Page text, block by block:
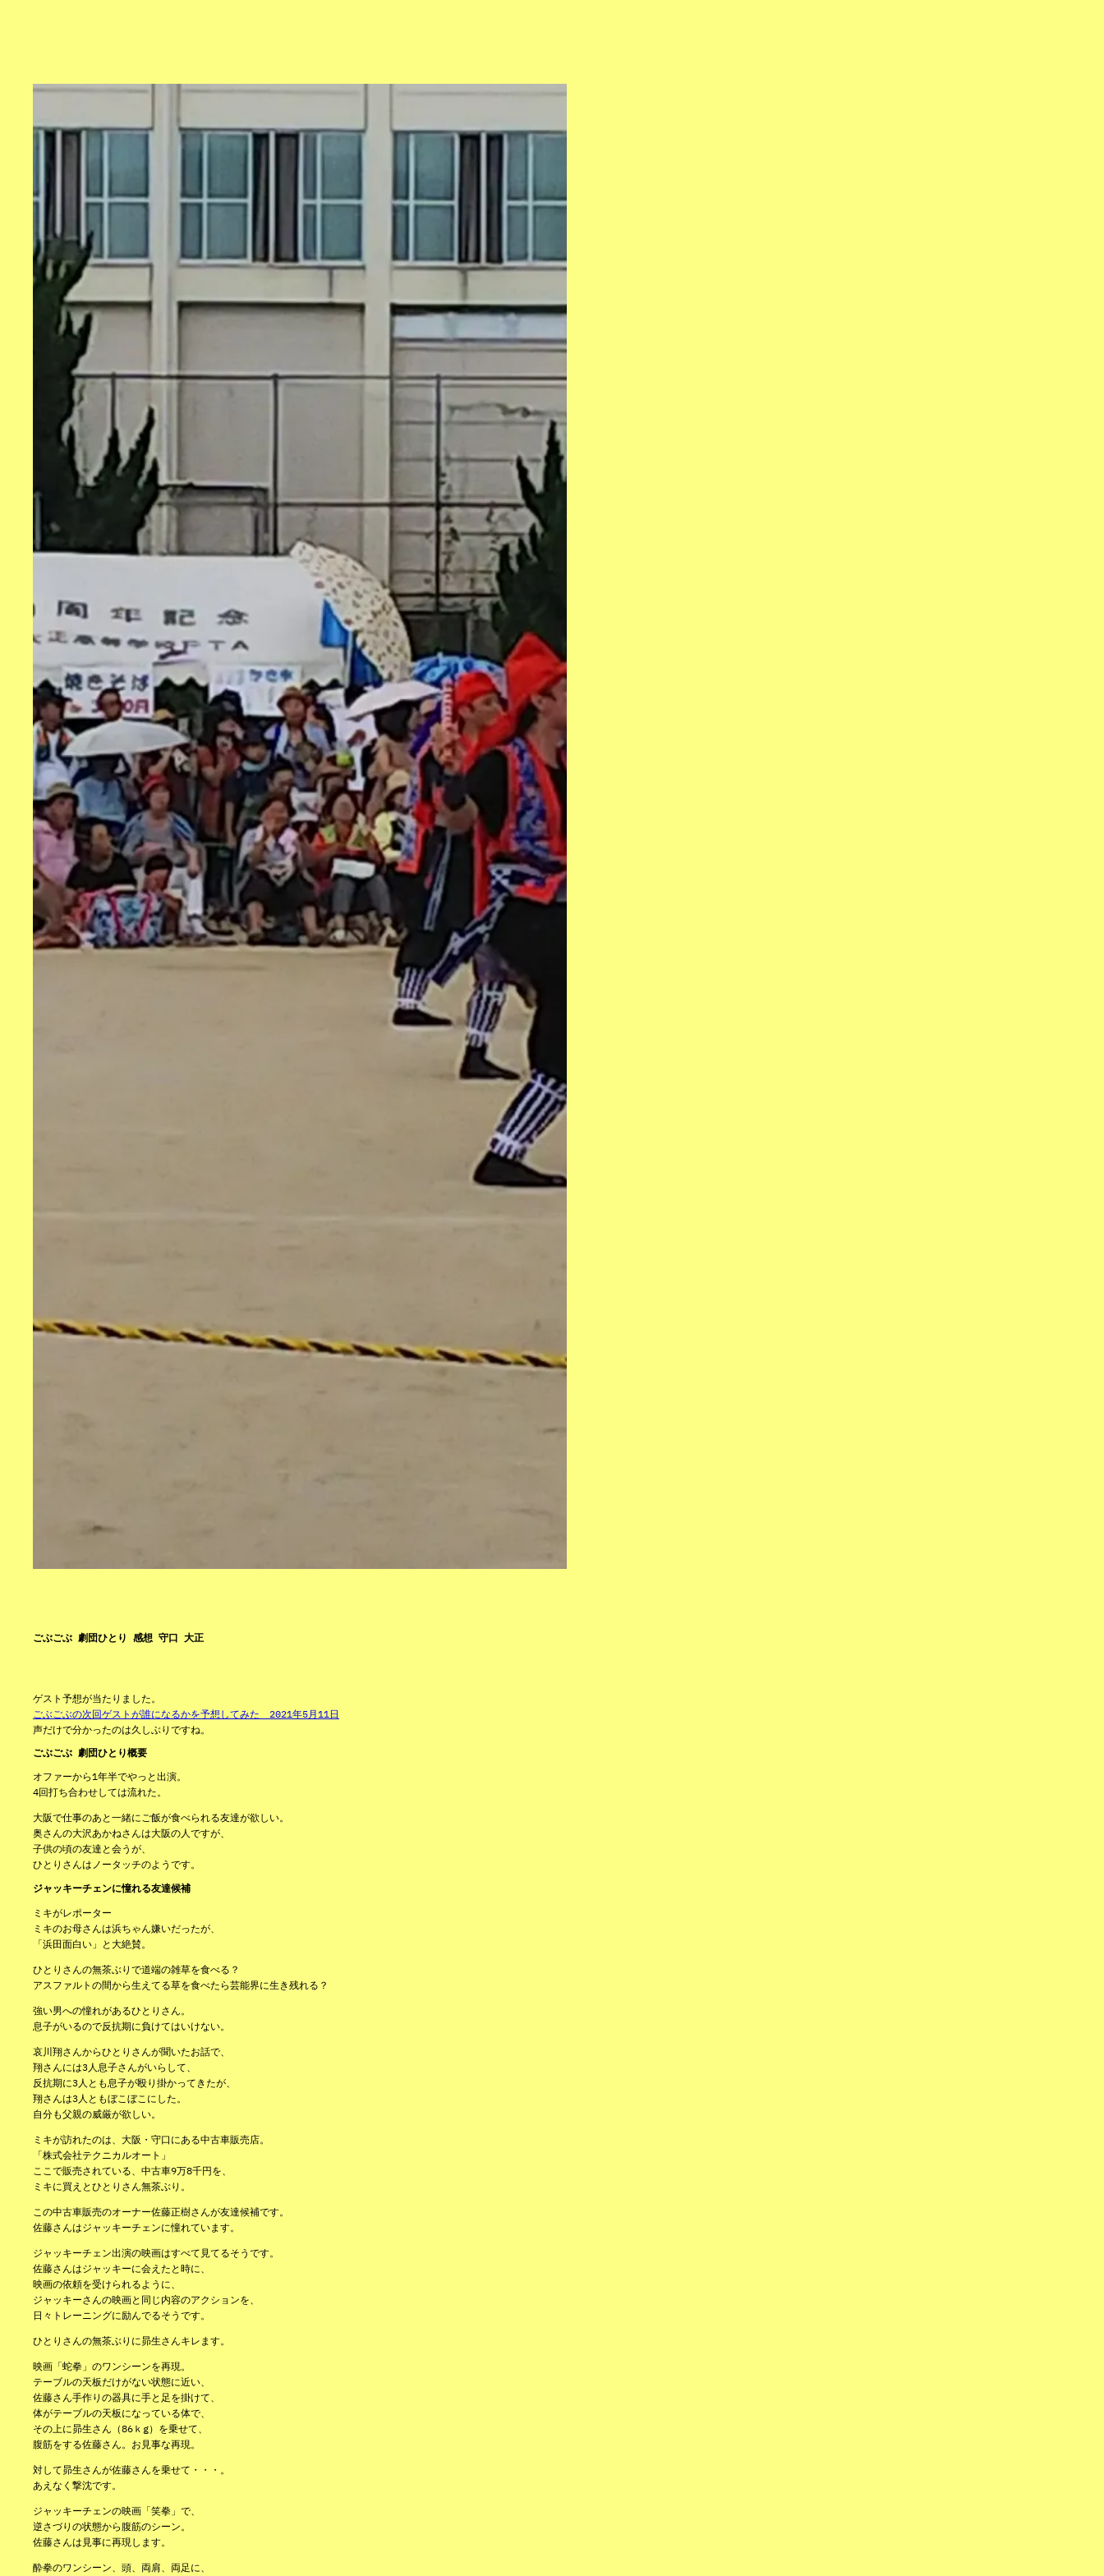
ごぶごぶ 劇団ひとり 感想 守口 大正
ゲスト予想が当たりました。
ごぶごぶの次回ゲストが誰になるかを予想してみた 2021年5月11日
声だけで分かったのは久しぶりですね。
ごぶごぶ 劇団ひとり概要
オファーから1年半でやっと出演。
4回打ち合わせしては流れた。
大阪で仕事のあと一緒にご飯が食べられる友達が欲しい。
奥さんの大沢あかねさんは大阪の人ですが、
子供の頃の友達と会うが、
ひとりさんはノータッチのようです。
ジャッキーチェンに憧れる友達候補
ミキがレポーター
ミキのお母さんは浜ちゃん嫌いだったが、
「浜田面白い」と大絶賛。
ひとりさんの無茶ぶりで道端の雑草を食べる？
アスファルトの間から生えてる草を食べたら芸能界に生き残れる？
強い男への憧れがあるひとりさん。
息子がいるので反抗期に負けてはいけない。
哀川翔さんからひとりさんが聞いたお話で、
翔さんには3人息子さんがいらして、
反抗期に3人とも息子が殴り掛かってきたが、
翔さんは3人ともぼこぼこにした。
自分も父親の威厳が欲しい。
ミキが訪れたのは、大阪・守口にある中古車販売店。
「株式会社テクニカルオート」
ここで販売されている、中古車9万8千円を、
ミキに買えとひとりさん無茶ぶり。
この中古車販売のオーナー佐藤正樹さんが友達候補です。
佐藤さんはジャッキーチェンに憧れています。
ジャッキーチェン出演の映画はすべて見てるそうです。
佐藤さんはジャッキーに会えたと時に、
映画の依頼を受けられるように、
ジャッキーさんの映画と同じ内容のアクションを、
日々トレーニングに励んでるそうです。
ひとりさんの無茶ぶりに昴生さんキレます。
映画「蛇拳」のワンシーンを再現。
テーブルの天板だけがない状態に近い、
佐藤さん手作りの器具に手と足を掛けて、
体がテーブルの天板になっている体で、
その上に昴生さん（86ｋg）を乗せて、
腹筋をする佐藤さん。お見事な再現。
対して昴生さんが佐藤さんを乗せて・・・。
あえなく撃沈です。
ジャッキーチェンの映画「笑拳」で、
逆さづりの状態から腹筋のシーン。
佐藤さんは見事に再現します。
酔拳のワンシーン、頭、両肩、両足に、